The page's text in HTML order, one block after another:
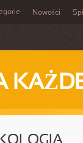
Nowości